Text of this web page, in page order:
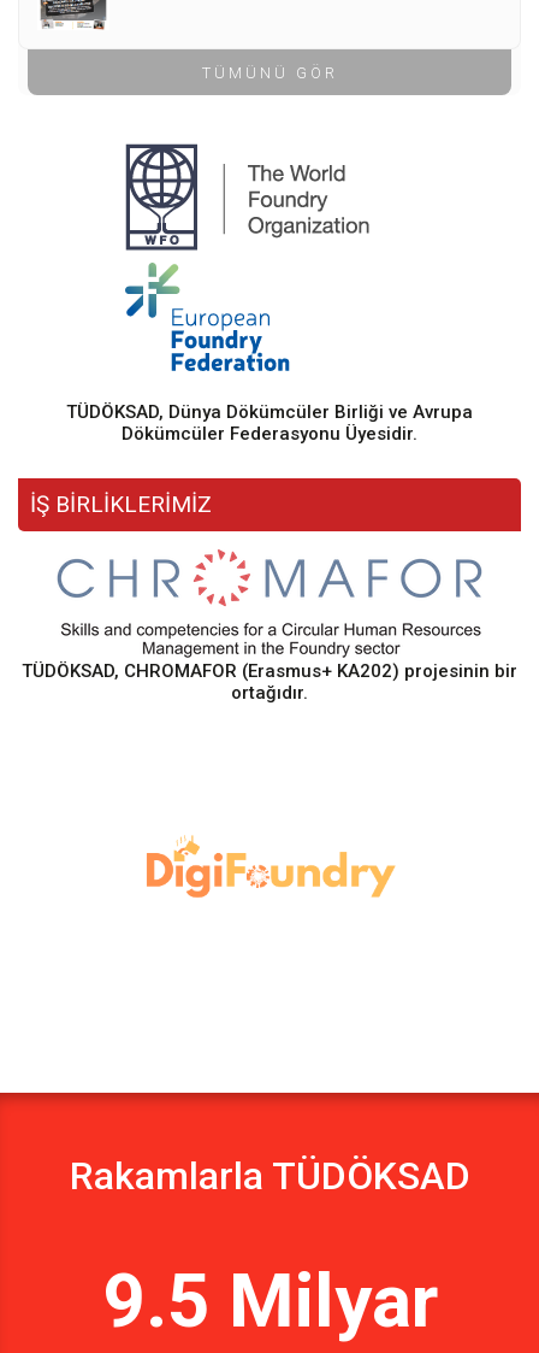
TÜMÜNÜ GÖR
TÜDÖKSAD, Dünya Dökümcüler Birliği ve Avrupa
Dökümcüler Federasyonu Üyesidir.
İŞ BİRLİKLERİMİZ
TÜDÖKSAD, CHROMAFOR (Erasmus+ KA202) projesinin bir
ortağıdır.
Rakamlarla TÜDÖKSAD
9.5 Milyar